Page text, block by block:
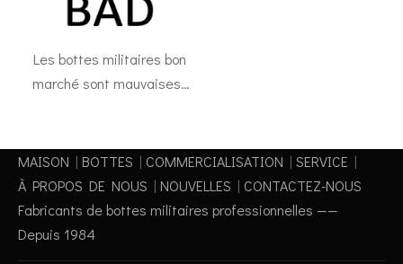
Les bottes militaires bon
marché sont mauvaises?
vraiment!
MAISON | BOTTES | COMMERCIALISATION | SERVICE |
À PROPOS DE NOUS | NOUVELLES | CONTACTEZ-NOUS
Fabricants de bottes militaires professionnelles ——
Depuis 1984